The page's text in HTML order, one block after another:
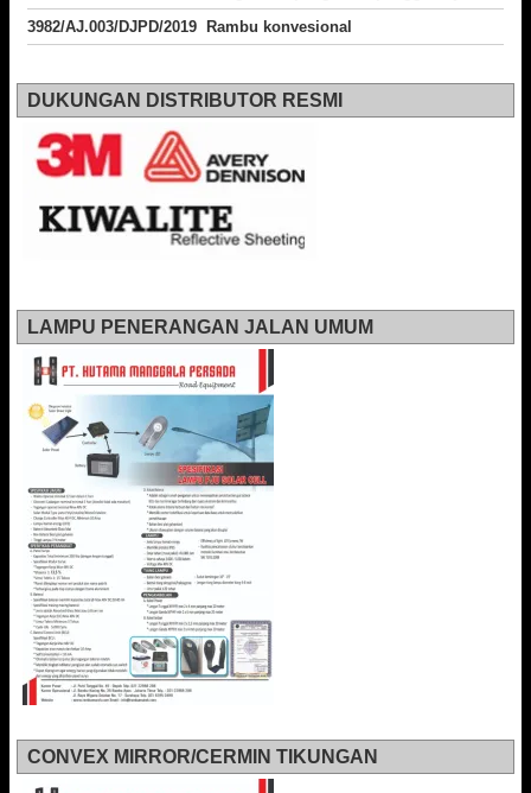
3982/AJ.003/DJPD/2019 Rambu konvesional
DUKUNGAN DISTRIBUTOR RESMI
LAMPU PENERANGAN JALAN UMUM
CONVEX MIRROR/CERMIN TIKUNGAN